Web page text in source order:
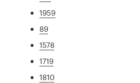
1959
89
1578
1719
1810